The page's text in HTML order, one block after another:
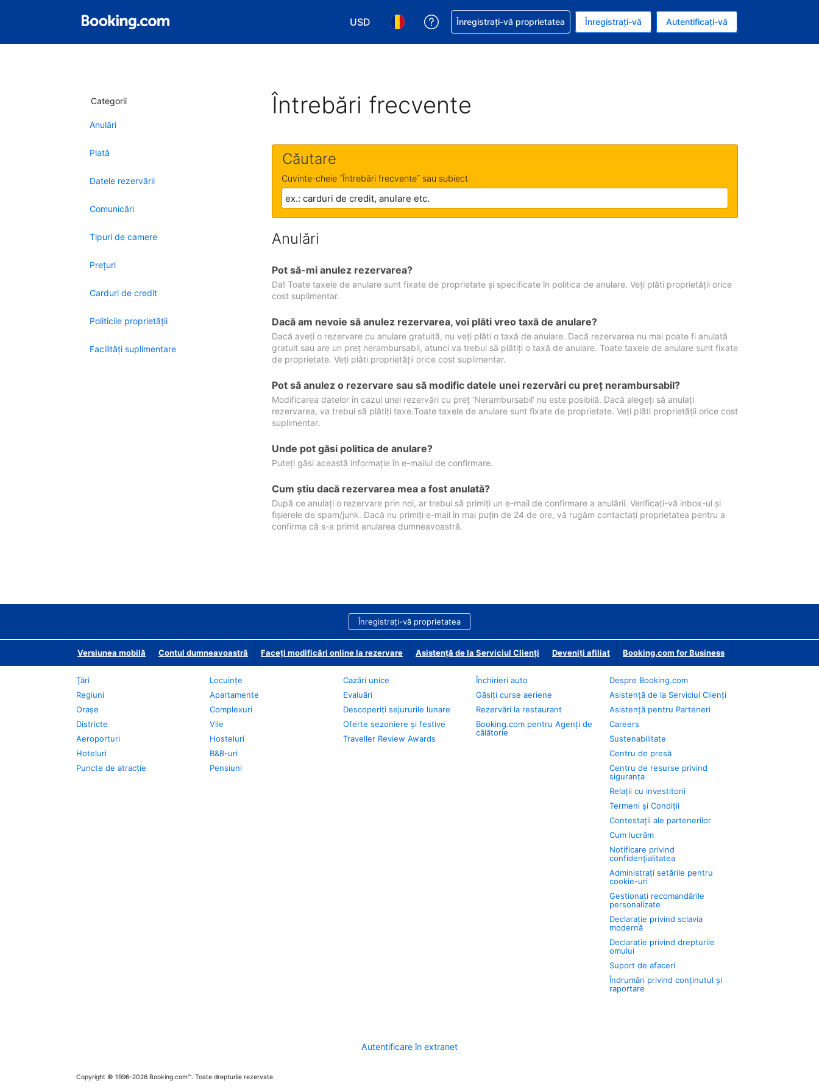
USD
Alegeţi moneda. Moneda actuală este Dolar american
Alegeți limba. Limba actuală este Română
Primiți asistență cu privire la rezervarea dvs.
Înregistrați-vă proprietatea Înregistrați-vă Autentificați-vă
Categorii
Anulări
Plată
Datele rezervării
Comunicări
Tipuri de camere
Preţuri
Carduri de credit
Politicile proprietății
Facilităţi suplimentare
Întrebări frecvente
Căutare
Cuvinte-cheie ˝Întrebări frecvente˝ sau subiect
Anulări
Pot să-mi anulez rezervarea?
Da! Toate taxele de anulare sunt fixate de proprietate și specificate în politica de anulare. Veți plăti proprietății orice
cost suplimentar.
Dacă am nevoie să anulez rezervarea, voi plăti vreo taxă de anulare?
Dacă aveți o rezervare cu anulare gratuită, nu veți plăti o taxă de anulare. Dacă rezervarea nu mai poate fi anulată
gratuit sau are un preț nerambursabil, atunci va trebui să plătiți o taxă de anulare. Toate taxele de anulare sunt fixate
de proprietate. Veți plăti proprietății orice cost suplimentar.
Pot să anulez o rezervare sau să modific datele unei rezervări cu preţ nerambursabil?
Modificarea datelor în cazul unei rezervări cu preț ‘Nerambursabil’ nu este posibilă. Dacă alegeți să anulați
rezervarea, va trebui să plătiți taxe.Toate taxele de anulare sunt fixate de proprietate. Veți plăti proprietății orice cost
suplimentar.
Unde pot găsi politica de anulare?
Puteți găsi această informație în e-mailul de confirmare.
Cum ştiu dacă rezervarea mea a fost anulată?
După ce anulați o rezervare prin noi, ar trebui să primiți un e-mail de confirmare a anulării. Verificați-vă inbox-ul și
fișierele de spam/junk. Dacă nu primiți e-mail în mai puțin de 24 de ore, vă rugăm contactați proprietatea pentru a
confirma că s-a primit anularea dumneavoastră.
Înregistrați-vă proprietatea
Versiunea mobilă Contul dumneavoastră Faceți modificări online la rezervare Asistență de la Serviciul Clienți Deveniţi afiliat Booking.com for Business
Ţări
Regiuni
Oraşe
Districte
Aeroporturi
Hoteluri
Puncte de atracţie
Locuințe
Apartamente
Complexuri
Vile
Hosteluri
B&B-uri
Pensiuni
Cazări unice
Evaluări
Descoperiți sejururile lunare
Oferte sezoniere și festive
Traveller Review Awards
Închirieri auto
Găsiți curse aeriene
Rezervări la restaurant
Booking.com pentru Agenți de
călătorie
Despre Booking.com
Asistență de la Serviciul Clienți
Asistență pentru Parteneri
Careers
Sustenabilitate
Centru de presă
Centru de resurse privind
siguranța
Relații cu investitorii
Termeni și Condiții
Contestații ale partenerilor
Cum lucrăm
Notificare privind
confidențialitatea
Administrați setările pentru
cookie-uri
Gestionați recomandările
personalizate
Declarație privind sclavia
modernă
Declarație privind drepturile
omului
Suport de afaceri
Îndrumări privind conținutul și
raportare
Autentificare în extranet
Copyright © 1996–2026 Booking.com™. Toate drepturile rezervate.